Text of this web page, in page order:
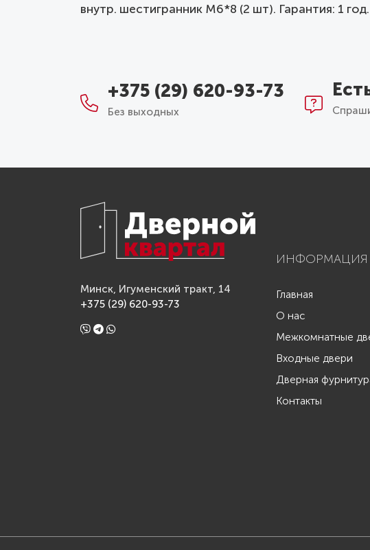
внутр. шестигранник М6*8 (2 шт). Гарантия: 1 год.
+375 (29) 620-93-73
Без выходных
Минск, Игуменский тракт, 14
+375 (29) 620-93-73
ИНФОРМАЦИЯ
Главная
О нас
Межкомнатные
Входные двери
Дверная
Контакты